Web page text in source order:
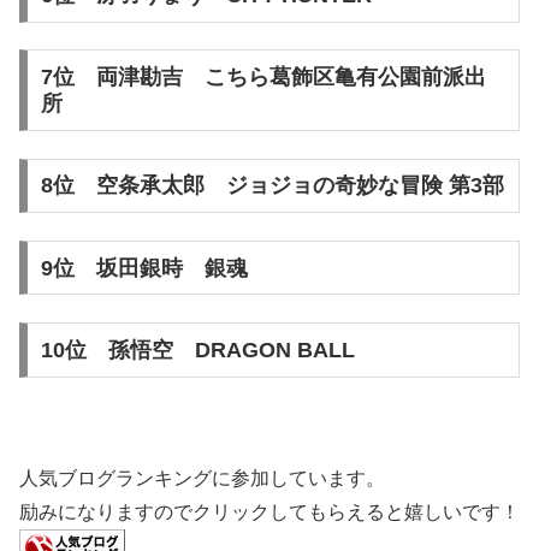
7位 両津勘吉 こちら葛飾区亀有公園前派出
所
8位 空条承太郎 ジョジョの奇妙な冒険 第3部
9位 坂田銀時 銀魂
10位 孫悟空 DRAGON BALL
人気ブログランキングに参加しています。
励みになりますのでクリックしてもらえると嬉しいです！